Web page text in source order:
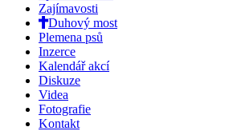
Zajímavosti
Duhový most
Plemena psů
Inzerce
Kalendář akcí
Diskuze
Videa
Fotografie
Kontakt